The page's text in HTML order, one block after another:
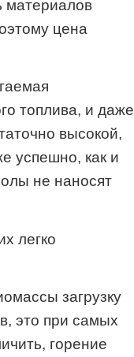
материалов
цена
топлива, и даже
высокой,
успешно, как и
не наносят
легко
загрузку
это при самых
горение